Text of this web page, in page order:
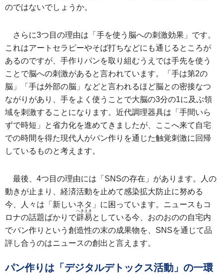
のではないでしょうか。
さらに3つ目の理由は「手を使う脳への刺激効果」です。
これはアートセラピーやそば打ちなどにも通じるところが
あるのですが、手作りパンを取り組むうえでは手先を使う
ことで脳への刺激があると言われています。「手は第2の
脳」「手は外部の脳」などと言われるほど脳との密接なつ
ながりがあり、手をよく使うことで大脳の3分の1に及ぶ領
域を刺激することになります。近代調理器具は「手間いら
ずで時短」と省力化を進めてきましたが、ここへ来て自宅
での時間を得た現代人がパン作りを通じた触覚刺激に回帰
しているものと考えます。
最後、4つ目の理由には「SNSの存在」があります。人の
動きが止まり、経済活動を止めて感染拡大防止に努める
今、人々は「新しいネタ」に困っています。ニュースもコ
ロナの話題ばかりで辟易
へきえき
としている今、おのおのの自宅内
でパン作りという創造性の末の成果物を、SNSを通じて品
評し合うのはニュースの創出と言えます。
パン作りは「デジタルデトックス活動」の一環